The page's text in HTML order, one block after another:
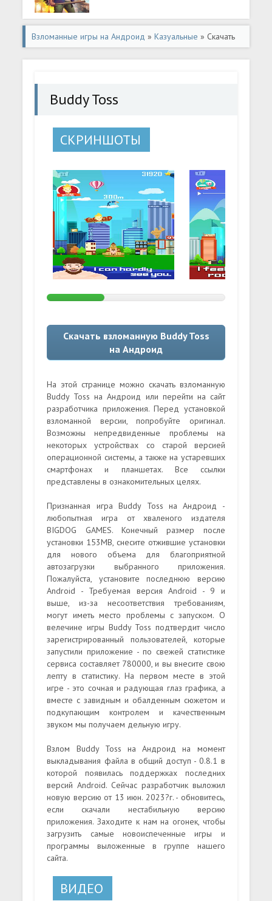
Взломанные игры на Андроид »Казуальные » Скачать
Buddy Toss (Разблокировано все) на Андроид
Buddy Toss
СКРИНШОТЫ
Скачать взломанную Buddy Toss
на Андроид
На этой странице можно скачать взломанную
Buddy Toss на Андроид или перейти на сайт
разработчика приложения. Перед установкой
взломанной версии, попробуйте оригинал.
Возможны непредвиденные проблемы на
некоторых устройствах со старой версией
операционной системы, а также на устаревших
смартфонах и планшетах. Все ссылки
представлены в ознакомительных целях.
Признанная игра Buddy Toss на Андроид -
любопытная игра от хваленого издателя
BIGDOG GAMES. Конечный размер после
установки 153MB, снесите отжившие установки
для нового объема для благоприятной
автозагрузки выбранного приложения.
Пожалуйста, установите последнюю версию
Android - Требуемая версия Android - 9 и
выше, из-за несоответствия требованиям,
могут иметь место проблемы с запуском. О
велечине игры Buddy Toss подтвердит число
зарегистрированный пользователей, которые
запустили приложение - по свежей статистике
сервиса составляет 780000, и вы внесите свою
лепту в статистику. На первом месте в этой
игре - это сочная и радующая глаз графика, а
вместе с завидным и обалденным сюжетом и
подкупающим контролем и качественным
звуком мы получаем дельную игру.
Взлом Buddy Toss на Андроид на момент
выкладывания файла в общий доступ - 0.8.1 в
которой появилась поддержках последних
версий Android. Сейчас разработчик выложил
новую версию от 13 июн. 2023?г. - обновитесь,
если скачали нестабильную версию
приложения. Заходите к нам на огонек, чтобы
загрузить самые новоиспеченные игры и
программы выложенные в группе нашего
сайта.
ВИДЕО